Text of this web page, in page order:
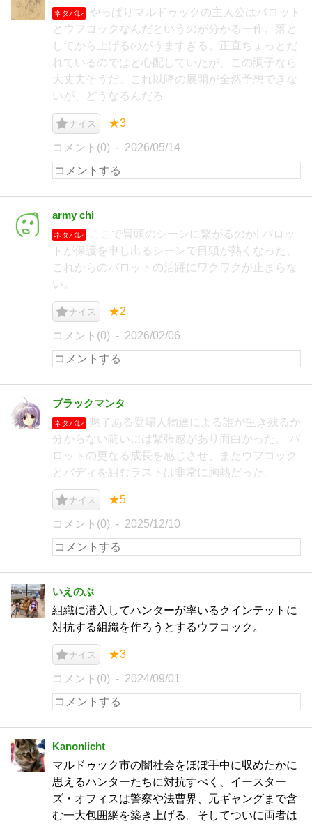
ネタバレ
やっぱりマルドゥックの主人公はバロット
とウフコックなんだというのが分かる一作。落と
してから上げるのがうますぎる。正直ちょっとだ
れているのではと心配していたが、この調子なら
大丈夫そうだ。これ以降の展開が全然予想できな
いが、どうなるんだろ
ナイス ★3
コメント(0) 2026/05/14
army chi
ネタバレ
ここで冒頭のシーンに繋がるのか! バロッ
トが保護を申し出るシーンで目頭が熱くなった。
これからのバロットの活躍にワクワクが止まらな
い。
ナイス ★2
コメント(0) 2026/02/06
ブラックマンタ
ネタバレ
魅了ある登場人物達による誰が生き残るか
分からない闘いには緊張感があり面白かった。 バ
ロットの更なる成長を感じさせ、またウフコック
とバディを組むラストは非常に胸熱だった。
ナイス ★5
コメント(0) 2025/12/10
いえのぶ
組織に潜入してハンターが率いるクインテットに
対抗する組織を作ろうとするウフコック。
ナイス ★3
コメント(0) 2024/09/01
Kanonlicht
マルドゥック市の闇社会をほぼ手中に収めたかに
思えるハンターたちに対抗すべく、イースター
ズ・オフィスは警察や法曹界、元ギャングまで含
む一大包囲網を築き上げる。そしてついに両者は